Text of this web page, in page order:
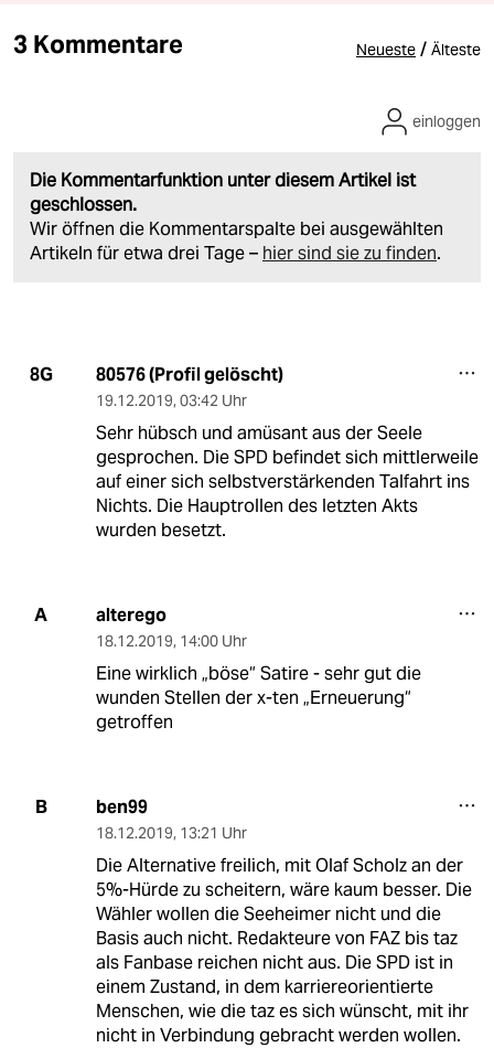
3 Kommentare Neueste / Älteste
Die Kommentarfunktion unter diesem Artikel ist
geschlossen.
Wir öffnen die Kommentarspalte bei ausgewählten
Artikeln für etwa drei Tage – hier sind sie zu finden.
einloggen
8G 80576 (Profil gelöscht)
19.12.2019, 03:42 Uhr
Sehr hübsch und amüsant aus der Seele
gesprochen. Die SPD befindet sich mittlerweile
auf einer sich selbstverstärkenden Talfahrt ins
Nichts. Die Hauptrollen des letzten Akts
wurden besetzt.
A alterego
18.12.2019, 14:00 Uhr
Eine wirklich „böse“ Satire - sehr gut die
wunden Stellen der x-ten „Erneuerung“
getroffen
B ben99
18.12.2019, 13:21 Uhr
Die Alternative freilich, mit Olaf Scholz an der
5%-Hürde zu scheitern, wäre kaum besser. Die
Wähler wollen die Seeheimer nicht und die
Basis auch nicht. Redakteure von FAZ bis taz
als Fanbase reichen nicht aus. Die SPD ist in
einem Zustand, in dem karriereorientierte
Menschen, wie die taz es sich wünscht, mit ihr
nicht in Verbindung gebracht werden wollen.